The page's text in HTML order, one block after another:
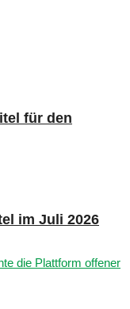
für den
im Juli 2026